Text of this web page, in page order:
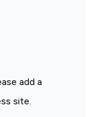
add a
site.